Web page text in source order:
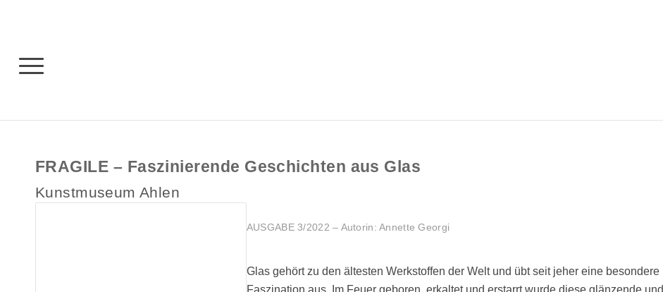
FRAGILE – Faszinierende Geschichten aus Glas
Kunstmuseum Ahlen
AUSGABE 3/2022 – Autorin: Annette Georgi
Glas gehört zu den ältesten Werkstoffen der Welt und übt seit jeher eine besondere
Faszination aus. Im Feuer geboren, erkaltet und erstarrt wurde diese glänzende und